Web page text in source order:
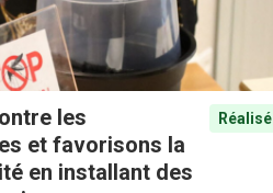
les
et favorisons la
en installant des
Réalisé